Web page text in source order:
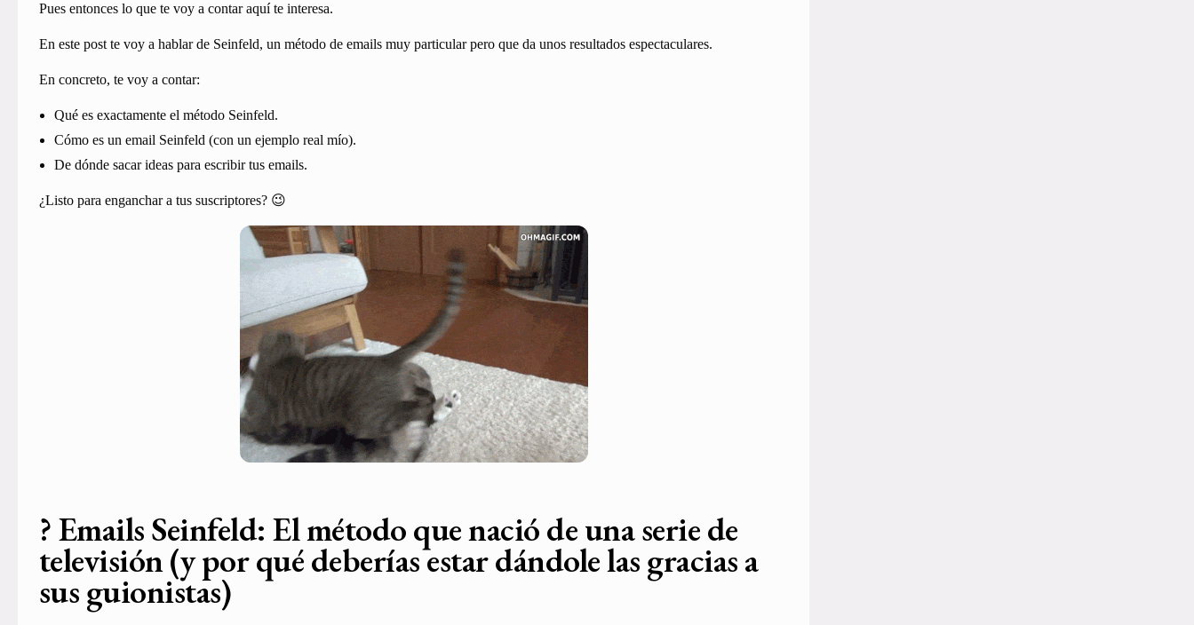
Pues entonces lo que te voy a contar aquí te interesa.
En este post te voy a hablar de Seinfeld, un método de emails muy particular pero que da unos resultados espectaculares.
En concreto, te voy a contar:
Qué es exactamente el método Seinfeld.
Cómo es un email Seinfeld (con un ejemplo real mío).
De dónde sacar ideas para escribir tus emails.
¿Listo para enganchar a tus suscriptores? 😉
? Emails Seinfeld: El método que nació de una serie de
televisión (y por qué deberías estar dándole las gracias a
sus guionistas)